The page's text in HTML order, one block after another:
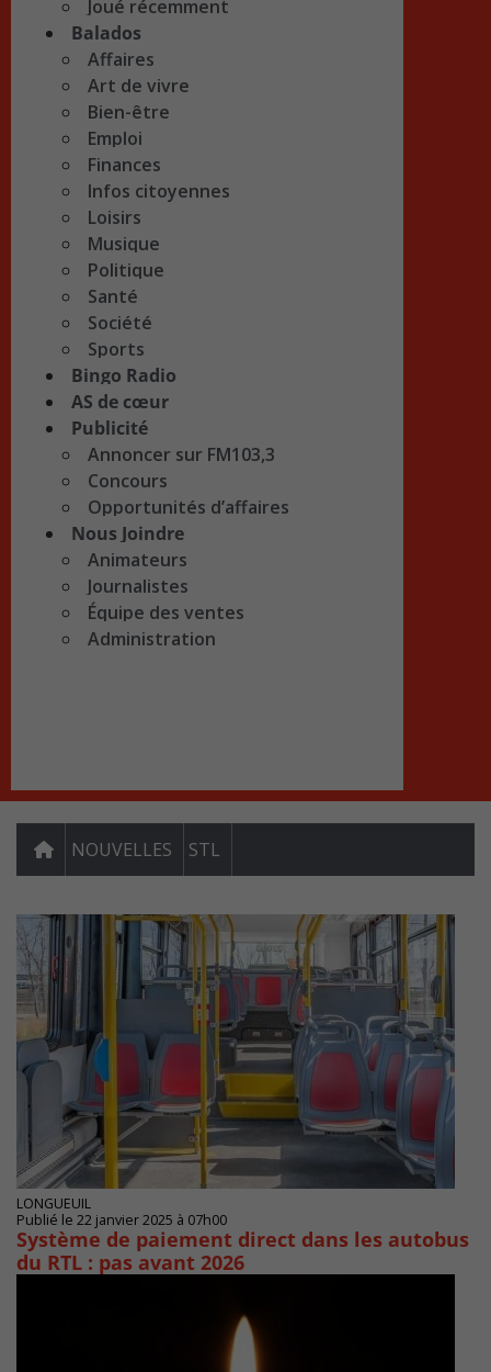
Joué récemment
Balados
Affaires
Art de vivre
Bien-être
Emploi
Finances
Infos citoyennes
Loisirs
Musique
Politique
Santé
Société
Sports
Bingo Radio
AS de cœur
Publicité
Annoncer sur FM103,3
Concours
Opportunités d’affaires
Nous Joindre
Animateurs
Journalistes
Équipe des ventes
Administration
NOUVELLES STL
LONGUEUIL
Publié le 22 janvier 2025 à 07h00
Système de paiement direct dans les autobus
du RTL : pas avant 2026